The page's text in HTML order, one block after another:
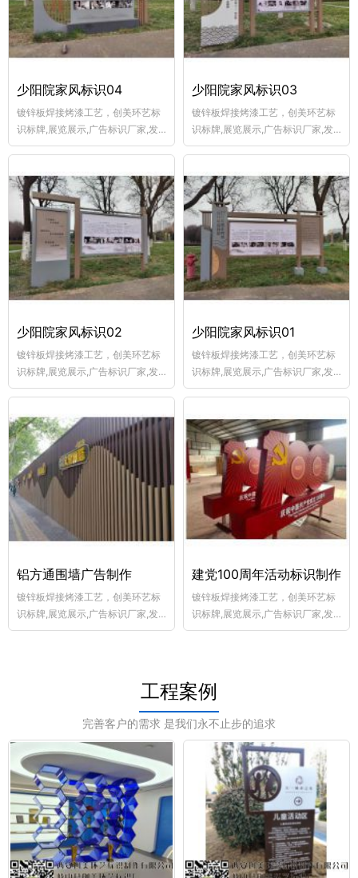
少阳院家风标识04
镀锌板焊接烤漆工艺，创美环艺标
识标牌,展览展示,广告标识厂家,发
光标识设计,户外广告制作,围墙广告
业美陈,交通标志牌加工,景观斜坡立
体字
少阳院家风标识03
镀锌板焊接烤漆工艺，创美环艺标
识标牌,展览展示,广告标识厂家,发
光标识设计,户外广告制作,围墙广告
业美陈,交通标志牌加工,景观斜坡立
体字
少阳院家风标识02
镀锌板焊接烤漆工艺，创美环艺标
识标牌,展览展示,广告标识厂家,发
光标识设计,户外广告制作,围墙广告
业美陈,交通标志牌加工,景观斜坡立
体字
少阳院家风标识01
镀锌板焊接烤漆工艺，创美环艺标
识标牌,展览展示,广告标识厂家,发
光标识设计,户外广告制作,围墙广告
业美陈,交通标志牌加工,景观斜坡立
体字
铝方通围墙广告制作
镀锌板焊接烤漆工艺，创美环艺标
识标牌,展览展示,广告标识厂家,发
光标识设计,户外广告制作,围墙广告
建党100周年活动标识制作
镀锌板焊接烤漆工艺，创美环艺标
识标牌,展览展示,广告标识厂家,发
光标识设计,户外广告制作,围墙广告
体字
工程案例
完善客户的需求 是我们永不止步的追求